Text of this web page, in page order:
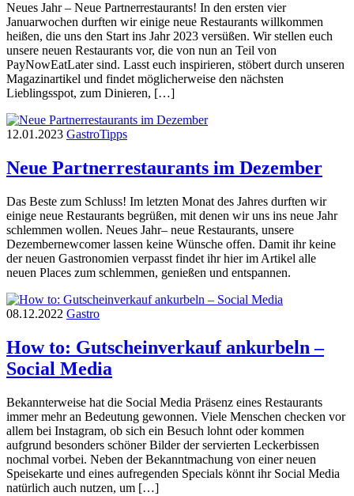
Neues Jahr – Neue Partnerrestaurants! In den ersten vier
Januarwochen durften wir einige neue Restaurants willkommen
heißen, die uns den Start ins Jahr 2023 versüßen. Wir stellen euch
unsere neuen Restaurants vor, die von nun an Teil von
PayNowEatLater sind. Lasst euch inspirieren, stöbert durch unseren
Magazinartikel und findet möglicherweise den nächsten
Lieblingsspot, zum Dinieren, […]
12.01.2023 GastroTipps
Neue Partnerrestaurants im Dezember
Das Beste zum Schluss! Im letzten Monat des Jahres durften wir
einige neue Restaurants begrüßen, mit denen wir uns ins neue Jahr
schlemmen wollen. Neues Jahr– neue Restaurants, unsere
Dezembernewcomer lassen keine Wünsche offen. Damit ihr keine
der neuen Gastronomien verpasst findet ihr hier im Artikel alle
neuen Places zum schlemmen, genießen und entspannen.
08.12.2022 Gastro
How to: Gutscheinverkauf ankurbeln –
Social Media
Bekannterweise hat die Social Media Präsenz eines Restaurants
immer mehr an Bedeutung gewonnen. Viele Menschen checken vor
allem bei Instagram, ob sich ein Besuch lohnt oder kommen
aufgrund besonders schöner Bilder der servierten Leckerbissen
nochmal vorbei. Neben der Bekanntmachung von einer neuen
Speisekarte und eines aufregenden Specials könnt ihr Social Media
natürlich auch nutzen, um […]